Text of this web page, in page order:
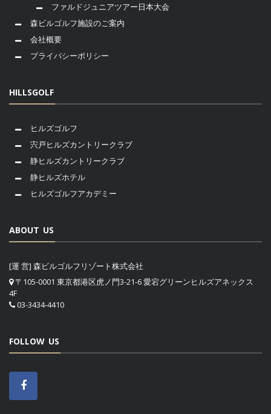
ファルドジュニアツアー日本大会
森ビルゴルフ施設のご案内
会社概要
プライバシーポリシー
HILLSGOLF
ヒルズゴルフ
宍戸ヒルズカントリークラブ
静ヒルズカントリークラブ
静ヒルズホテル
ヒルズゴルフアカデミー
ABOUT US
[運 営] 森ビルゴルフリゾート株式会社
〒105-0001 東京都港区虎ノ門3-21-6 愛宕グリーンヒルズアネックス
4F
03-3434-4410
FOLLOW US